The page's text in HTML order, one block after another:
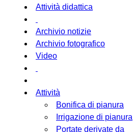
Attività didattica
Archivio notizie
Archivio fotografico
Video
Attività
Bonifica di pianura
Irrigazione di pianura
Portate derivate da